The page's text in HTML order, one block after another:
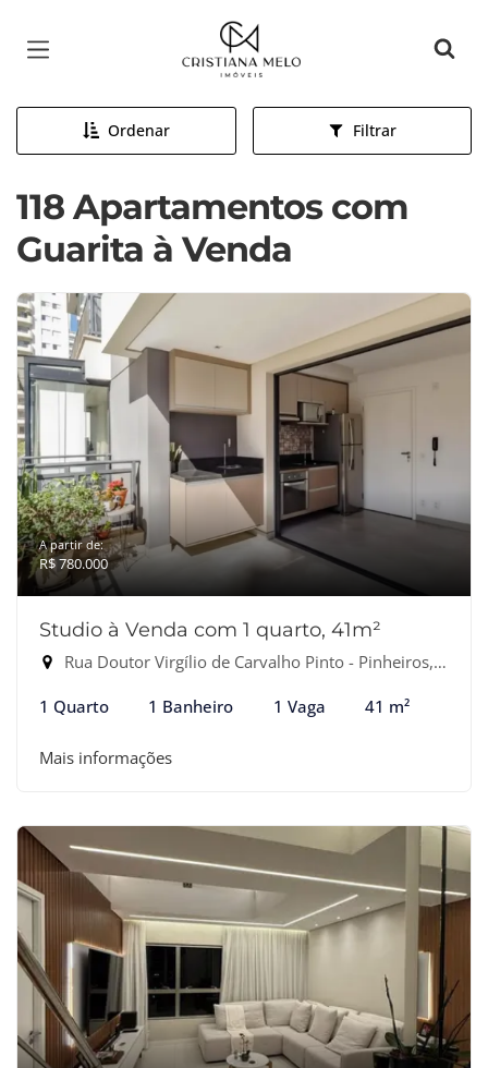
Página inicial
Ordenar Filtrar
118 Apartamentos com
Guarita à Venda
A partir de:
R$ 780.000
Studio à Venda com 1 quarto, 41m²
Rua Doutor Virgílio de Carvalho Pinto - Pinheiros, São Paulo-SP
1 Quarto 1 Banheiro 1 Vaga 41 m²
Mais informações